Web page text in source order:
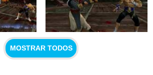
MOSTRAR TODOS